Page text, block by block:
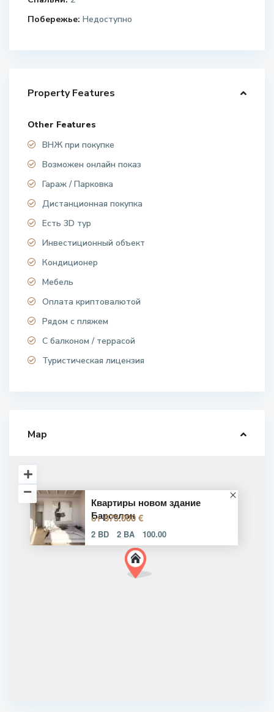
Побережье: Недоступно
Property Features
Other Features
ВНЖ при покупке
Возможен онлайн показ
Гараж / Парковка
Дистанционная покупка
Есть 3D тур
Инвестиционный объект
Кондиционер
Мебель
Оплата криптовалютой
Рядом с пляжем
С балконом / террасой
Туристическая лицензия
Map
Квартиры новом здание
Барселон
от 675.000 €
2 BD 2 BA 100.00